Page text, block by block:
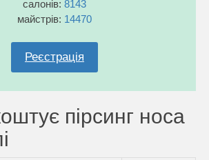
салонів: 8143
майстрів: 14470
Реєстрація
пірсинг носа